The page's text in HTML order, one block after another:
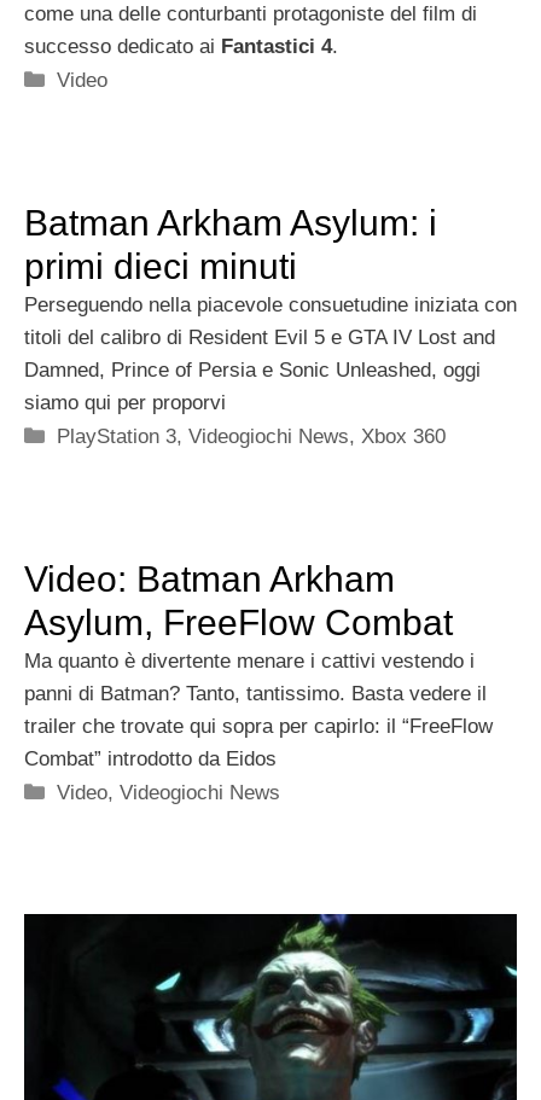
come una delle conturbanti protagoniste del film di
successo dedicato ai Fantastici 4.
Categorie
Video
Batman Arkham Asylum: i
primi dieci minuti
Perseguendo nella piacevole consuetudine iniziata con
titoli del calibro di Resident Evil 5 e GTA IV Lost and
Damned, Prince of Persia e Sonic Unleashed, oggi
siamo qui per proporvi
Categorie
PlayStation 3,Videogiochi News, Xbox 360
Video: Batman Arkham
Asylum, FreeFlow Combat
Ma quanto è divertente menare i cattivi vestendo i
panni di Batman? Tanto, tantissimo. Basta vedere il
trailer che trovate qui sopra per capirlo: il “FreeFlow
Combat” introdotto da Eidos
Categorie
Video,Videogiochi News